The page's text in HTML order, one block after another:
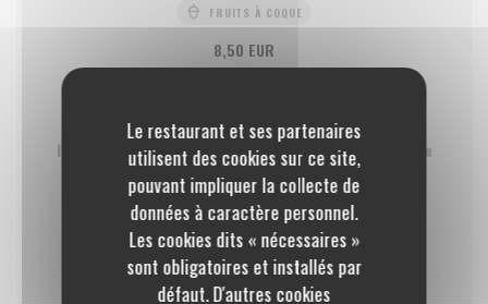
Le restaurant et ses partenaires
utilisent des cookies sur ce site,
pouvant impliquer la collecte de
données à caractère personnel.
Les cookies dits « nécessaires »
sont obligatoires et installés par
défaut. D'autres cookies
FRUITS À COQUE
8,50 EUR
Poêlée de mangue au miel
Poêlée de mangue au miel, sorbet framboise du Maître
Artisan Glacier, coulis de fruits, éclats de meringue
GLUTEN OEUFS LAIT
8,50 EUR